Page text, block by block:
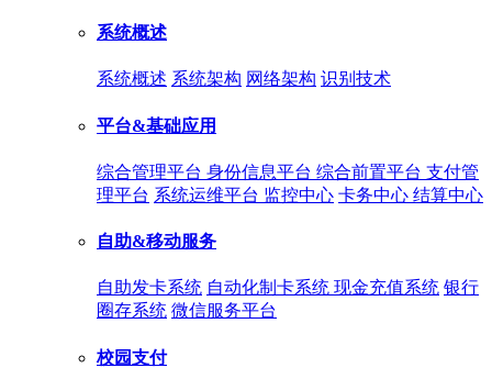
系统概述
系统概述 系统架构 网络架构 识别技术
平台&基础应用
综合管理平台 身份信息平台 综合前置平台 支付管
理平台 系统运维平台 监控中心 卡务中心 结算中心
自助&移动服务
自助发卡系统 自动化制卡系统 现金充值系统 银行
圈存系统 微信服务平台
校园支付